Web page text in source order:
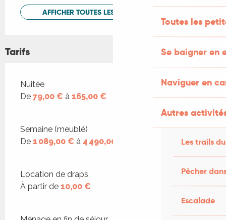
Toutes les
Se baigner en
Naviguer en
Autres
Les trails
Pêcher
Escalade
AFFICHER TOUTES LES PRESTATIONS
Tarifs
Tarifs 2026
Nuitée
De 79,00 € à 165,00 €
Semaine (meublé)
De 1 089,00 € à 4 490,00 €
Location de draps
À partir de 10,00 €